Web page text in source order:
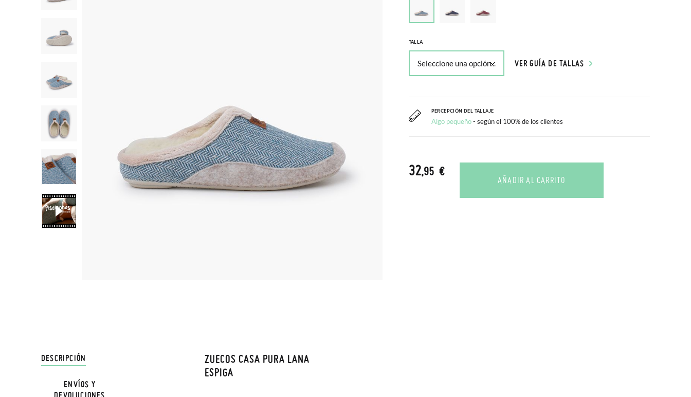
TALLA
VER GUÍA DE TALLAS
PERCEPCIÓN DEL TALLAJE
Algo pequeño - según el 100% de los clientes
32,95 €
AÑADIR AL CARRITO
DESCRIPCIÓN
ZUECOS CASA PURA LANA
ESPIGA
ENVÍOS Y
En Pisamonas todos los Envíos son GRATIS y los Cambios de Talla/Color también son GRATIS y puedes realizarlos
hasta en 60 días. ¡Te acercamos nuestra tienda física hasta la puerta de tu casa!